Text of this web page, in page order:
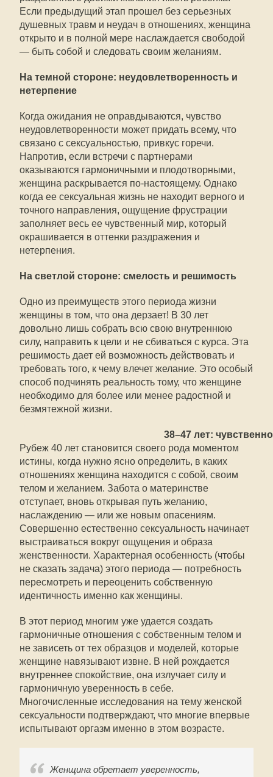
Если предыдущий этап прошел без серьезных
душевных травм и неудач в отношениях, женщина
открыто и в полной мере наслаждается свободой
— быть собой и следовать своим желаниям.
На темной стороне: неудовлетворенность и
нетерпение
Когда ожидания не оправдываются, чувство
неудовлетворенности может придать всему, что
связано с сексуальностью, привкус горечи.
Напротив, если встречи с партнерами
оказываются гармоничными и плодотворными,
женщина раскрывается по-настоящему. Однако
когда ее сексуальная жизнь не находит верного и
точного направления, ощущение фрустрации
заполняет весь ее чувственный мир, который
окрашивается в оттенки раздражения и
нетерпения.
На светлой стороне: смелость и решимость
Одно из преимуществ этого периода жизни
женщины в том, что она дерзает! В 30 лет
довольно лишь собрать всю свою внутреннюю
силу, направить к цели и не сбиваться с курса. Эта
решимость дает ей возможность действовать и
требовать того, к чему влечет желание. Это особый
способ подчинять реальность тому, что женщине
необходимо для более или менее радостной и
безмятежной жизни.
38–47 лет:
Рубеж 40 лет становится своего рода моментом
истины, когда нужно ясно определить, в каких
отношениях женщина находится с собой, своим
телом и желанием. Забота о материнстве
отступает, вновь открывая путь желанию,
наслаждению — или же новым опасениям.
Совершенно естественно сексуальность начинает
выстраиваться вокруг ощущения и образа
женственности. Характерная особенность (чтобы
не сказать задача) этого периода — потребность
пересмотреть и переоценить собственную
идентичность именно как женщины.
В этот период многим уже удается создать
гармоничные отношения с собственным телом и
не зависеть от тех образцов и моделей, которые
женщине навязывают извне. В ней рождается
внутреннее спокойствие, она излучает силу и
гармоничную уверенность в себе.
Многочисленные исследования на тему женской
сексуальности подтверждают, что многие впервые
испытывают оргазм именно в этом возрасте.
Женщина обретает уверенность,